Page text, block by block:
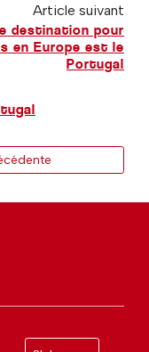
Article suivant
destination pour
en Europe est le
Portugal